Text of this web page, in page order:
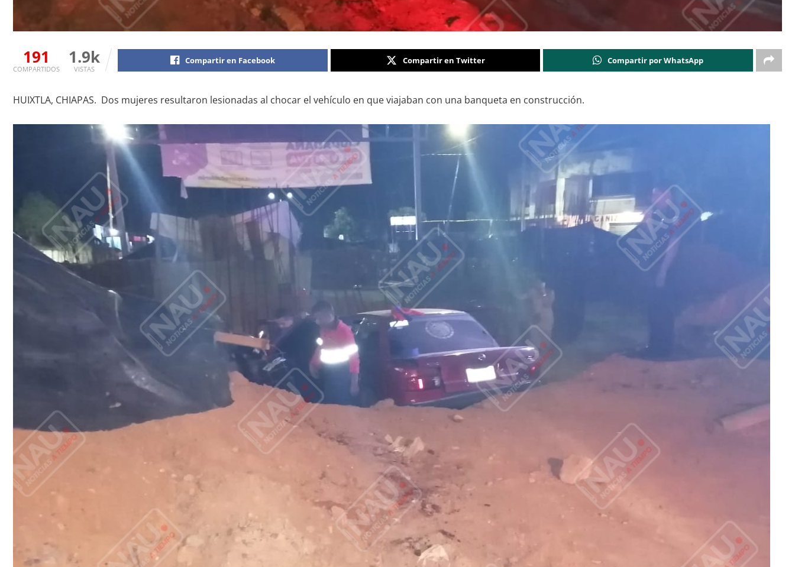
191
COMPARTIDOS
1.9k
VISTAS
Compartir en Facebook Compartir en Twitter Compartir por WhatsApp
HUIXTLA, CHIAPAS. Dos mujeres resultaron lesionadas al chocar el vehículo en que viajaban con una banqueta en construcción.